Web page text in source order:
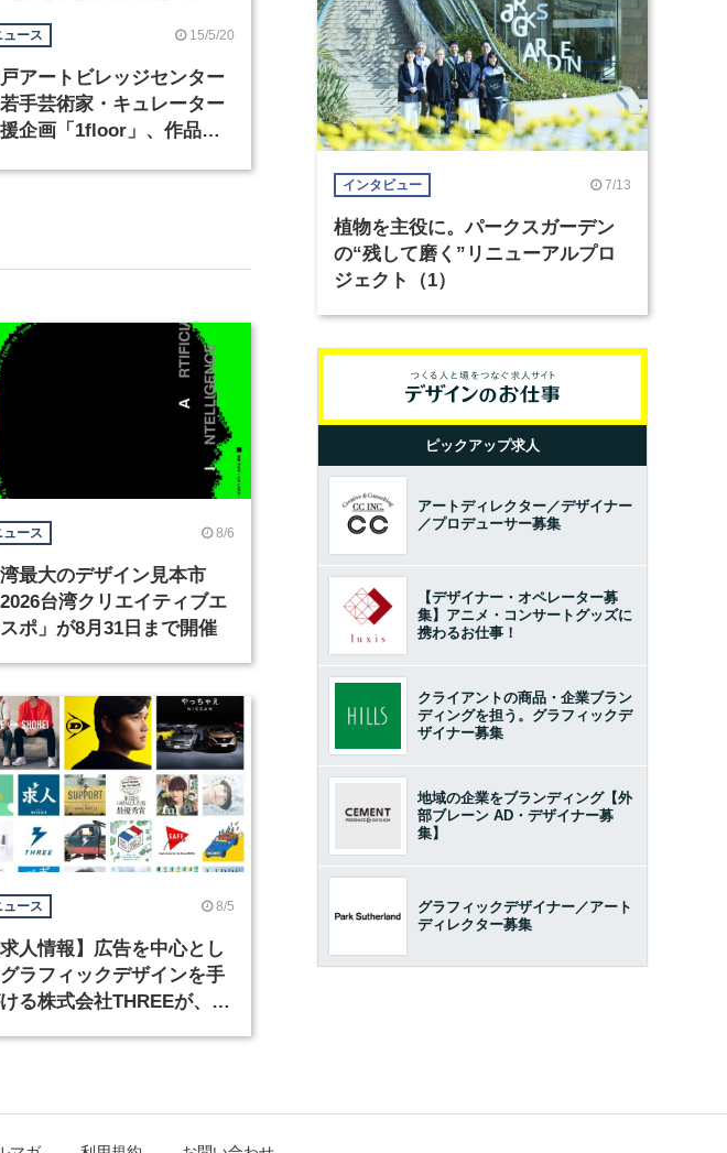
ュース 15/5/20
アートビレッジセンター
手芸術家・キュレーター
企画「1floor」、作品制
ュース 8/6
最大のデザイン見本市
2026台湾クリエイティブエ
ポ」が8月31日まで開催
ュース 8/5
求人情報】広告を中心とし
ラフィックデザインを手
る株式会社THREEが、グ
インタビュー 7/13
植物を主役に。パークスガーデン
の“残して磨く”リニューアルプロ
ジェクト（1）
ピックアップ求人
アートディレクター／デザイナー
／プロデューサー募集
【デザイナー・オペレーター募
集】アニメ・コンサートグッズに
携わるお仕事！
クライアントの商品・企業ブラン
ディングを担う。グラフィックデ
ザイナー募集
地域の企業をブランディング【外
部ブレーン AD・デザイナー募
集】
グラフィックデザイナー／アート
ディレクター募集